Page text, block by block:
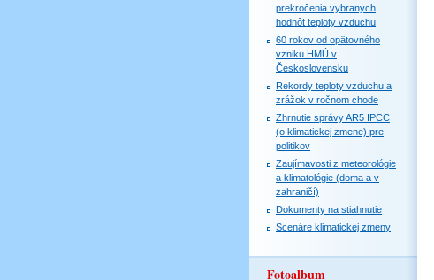
prekročenia vybraných
hodnôt teploty vzduchu
60 rokov od opätovného
vzniku HMÚ v
Československu
Rekordy teploty vzduchu a
zrážok v ročnom chode
Zhrnutie správy AR5 IPCC
(o klimatickej zmene) pre
politikov
Zaujímavosti z meteorológie
a klimatológie (doma a v
zahraničí)
Dokumenty na stiahnutie
Scenáre klimatickej zmeny
Fotoalbum